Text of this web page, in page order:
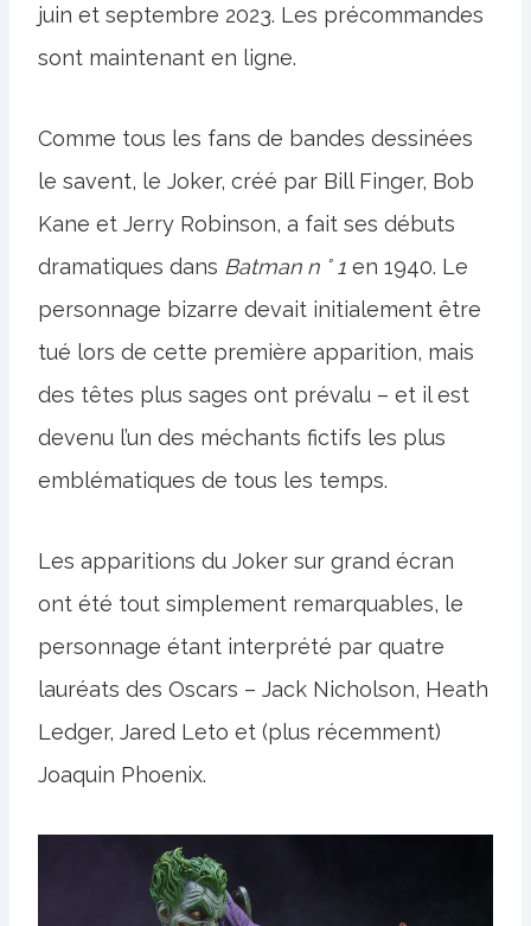
juin et septembre 2023. Les précommandes
sont maintenant en ligne.
Comme tous les fans de bandes dessinées
le savent, le Joker, créé par Bill Finger, Bob
Kane et Jerry Robinson, a fait ses débuts
dramatiques dans Batman n ° 1 en 1940. Le
personnage bizarre devait initialement être
tué lors de cette première apparition, mais
des têtes plus sages ont prévalu – et il est
devenu l’un des méchants fictifs les plus
emblématiques de tous les temps.
Les apparitions du Joker sur grand écran
ont été tout simplement remarquables, le
personnage étant interprété par quatre
lauréats des Oscars – Jack Nicholson, Heath
Ledger, Jared Leto et (plus récemment)
Joaquin Phoenix.